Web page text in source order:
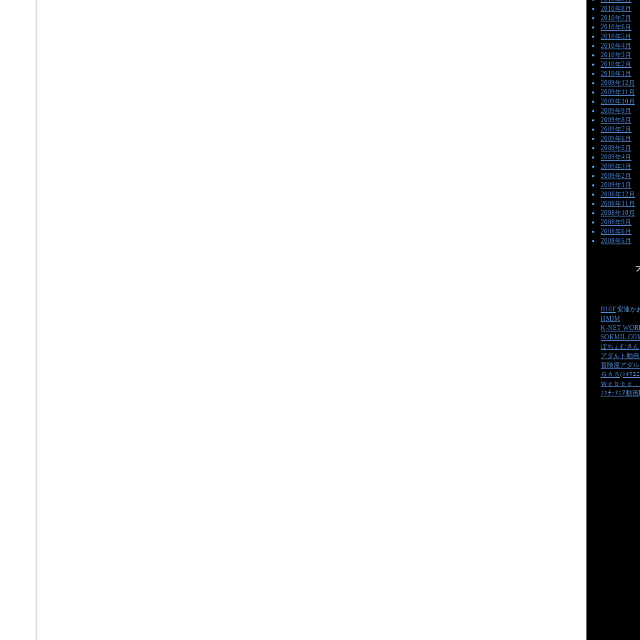
2010年8月
2010年7月
2010年6月
2010年5月
2010年4月
2010年3月
2010年2月
2010年1月
2009年12月
2009年11月
2009年10月
2009年9月
2009年8月
2009年7月
2009年6月
2009年5月
2009年4月
2009年3月
2009年2月
2009年1月
2008年12月
2008年11月
2008年10月
2008年9月
2008年6月
2008年5月
B10F 安達か
HMJM
K-NET
ぽちょむきん
アダルト動
冒険屋アダル
ＧＡＳ(ｼﾈﾏﾕ
Ｗｅｂｅｅ．
ﾌｪﾁ･ﾏﾆｱ動画